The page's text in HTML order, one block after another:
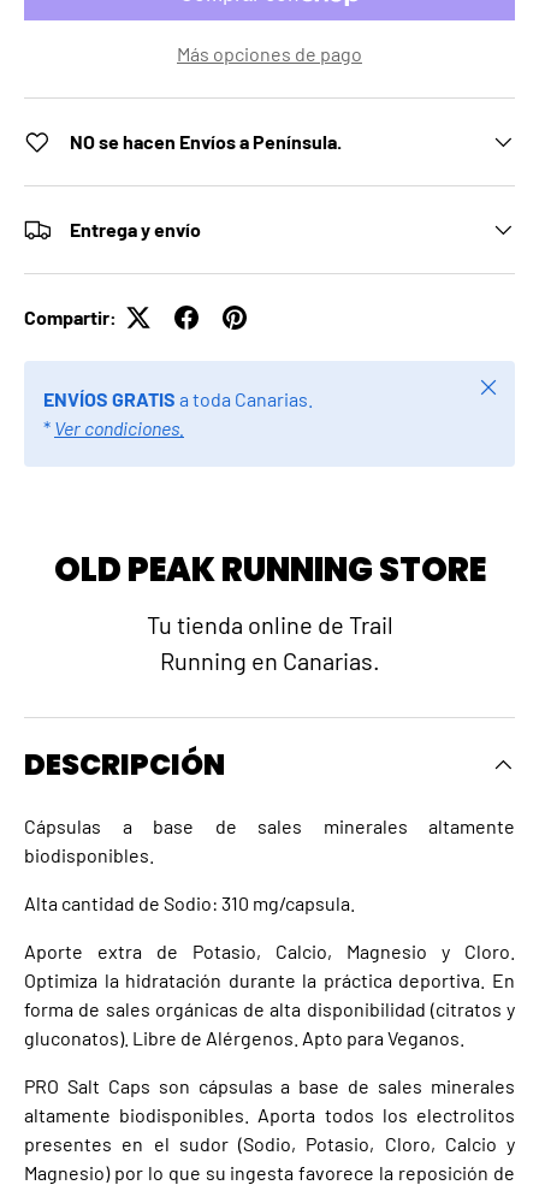
Más opciones de pago
NO se hacen Envíos a Península.
Entrega y envío
Compartir:
ENVÍOS GRATIS a toda Canarias.
* Ver condiciones.
Cerrar
OLD PEAK RUNNING STORE
Tu tienda online de Trail
Running en Canarias.
DESCRIPCIÓN
Cápsulas a base de sales minerales altamente
biodisponibles.
Alta cantidad de Sodio: 310 mg/capsula.
Aporte extra de Potasio, Calcio, Magnesio y Cloro.
Optimiza la hidratación durante la práctica deportiva. En
forma de sales orgánicas de alta disponibilidad (citratos y
gluconatos). Libre de Alérgenos. Apto para Veganos.
PRO Salt Caps son cápsulas a base de sales minerales
altamente biodisponibles. Aporta todos los electrolitos
presentes en el sudor (Sodio, Potasio, Cloro, Calcio y
Magnesio) por lo que su ingesta favorece la reposición de